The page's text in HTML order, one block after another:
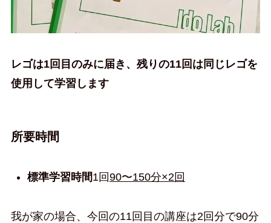
レゴは1回目のみに届き、残りの11回は同じレゴを
使用して学習します
所要時間
標準学習時間1回90〜150分×2回
我が家の場合、今回の11回目の講座は2回分で90分